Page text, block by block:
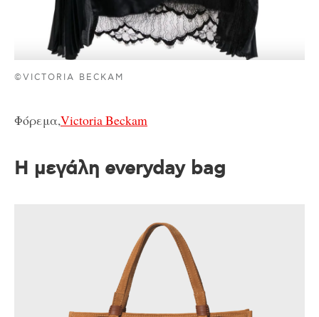
©VICTORIA BECKAM
Φόρεμα,Victoria Beckam
Η μεγάλη everyday bag